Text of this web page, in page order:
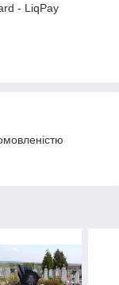
- LiqPay